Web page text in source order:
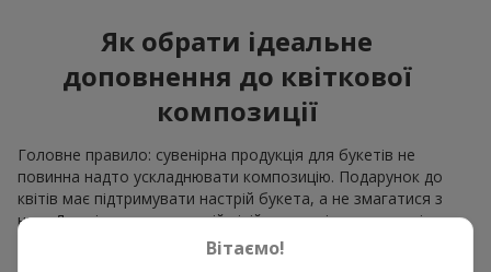
Як обрати ідеальне
доповнення до квіткової
композиції
Головне правило: сувенірна продукція для букетів не
повинна надто ускладнювати композицію. Подарунок до
квітів має підтримувати настрій букета, а не змагатися з
ним. Для ніжних композицій підійде сувенірна продукція для
букетів, як легкі символічні додатки та легкі елементи
Вітаємо!